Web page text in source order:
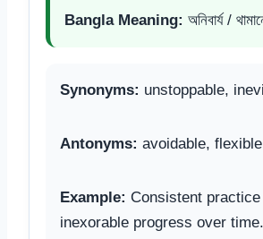
Bangla Meaning: অনিবার্য /
Synonyms: unstoppable,
Antonyms: avoidable, flexible
Example: Consistent
inexorable progress over time.